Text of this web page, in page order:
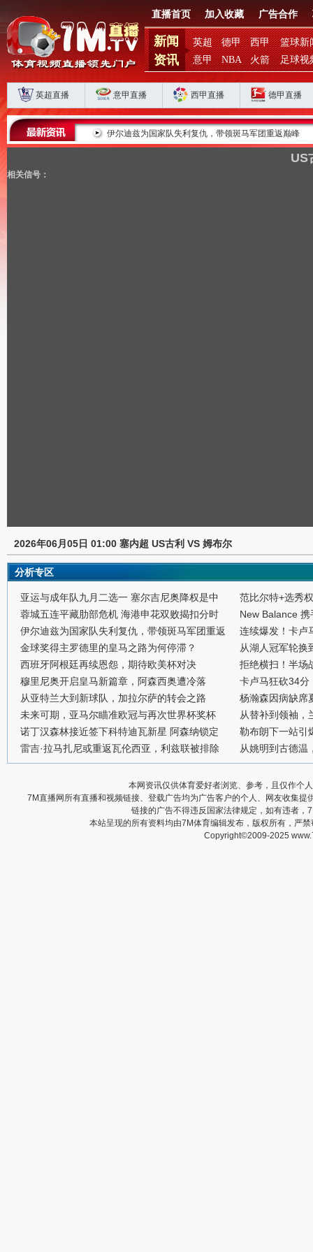
直播首页 加入收藏 广告合作
新闻
资讯
英超 德甲 西甲
篮球新
意甲
NBA 火箭 足球视
英超直播 意甲直播 西甲直播 德甲直播
扣分时代生存 伊尔迪兹为国家队失利复仇，带领斑马军团重返巅峰
US
相关信号：
2026年06月05日 01:00 塞内超 US古利 VS 姆布尔
分析专区
亚运与成年队九月二选一 塞尔吉尼奥降权是中
蓉城五连平藏肋部危机 海港申花双败揭扣分时
伊尔迪兹为国家队失利复仇，带领斑马军团重返
金球奖得主罗德里的皇马之路为何停滞？
西班牙阿根廷再续恩怨，期待欧美杯对决
穆里尼奥开启皇马新篇章，阿森西奥遭冷落
从亚特兰大到新球队，加拉尔萨的转会之路
未来可期，亚马尔瞄准欧冠与再次世界杯奖杯
诺丁汉森林接近签下科特迪瓦新星 阿森纳锁定
雷吉·拉马扎尼或重返瓦伦西亚，利兹联被排除
范比尔特+选秀
New Balance
连续爆发！卡卢
从湖人冠军轮换
拒绝横扫！半场
卡卢马狂砍34分
杨瀚森因病缺席
从替补到领袖，
勒布朗下一站引
从姚明到古德温
本网资讯仅供体育爱好者浏览、参考，且仅作个
7M直播网所有直播和视频链接、登载广告均为广告客户的个人、网友收集
链接的广告不得违反国家法律规定，如有违者
本站呈现的所有资料均由7M体育编辑发布，版权所有，严
Copyright©2009-2025